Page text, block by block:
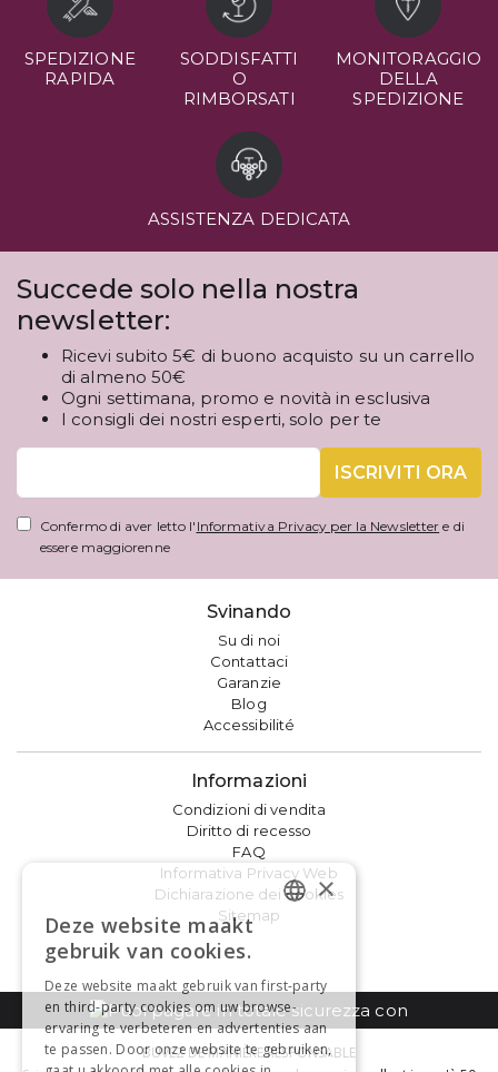
SPEDIZIONE
RAPIDA
SODDISFATTI
O
RIMBORSATI
MONITORAGGIO
DELLA
SPEDIZIONE
ASSISTENZA DEDICATA
Succede solo nella nostra
newsletter:
Ricevi subito 5€ di buono acquisto su un carrello
di almeno 50€
Ogni settimana, promo e novità in esclusiva
I consigli dei nostri esperti, solo per te
ISCRIVITI ORA
Confermo di aver letto l' Informativa Privacy per la Newsletter e di
essere maggiorenne
Svinando
Su di noi
Contattaci
Garanzie
Blog
Accessibilité
Informazioni
Condizioni di vendita
Diritto di recesso
FAQ
Informativa Privacy Web
Dichiarazione dei cookies
Sitemap
BUVEZ DE MANIÈRE RESPONSABLE
×
Deze website maakt
gebruik van cookies.
Deze website maakt gebruik van first-party
en third-party cookies om uw browse-
ervaring te verbeteren en advertenties aan
te passen. Door onze website te gebruiken,